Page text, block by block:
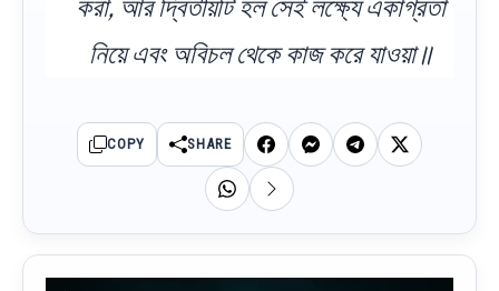
করা, আর দ্বিতীয়টি হল সেই লক্ষ্যে একাগ্রতা
নিয়ে এবং অবিচল থেকে কাজ করে যাওয়া॥
COPY SHARE